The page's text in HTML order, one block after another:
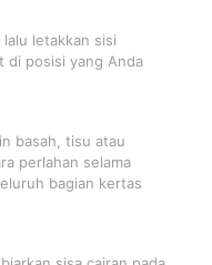
letakkan sisi
di posisi yang Anda
basah, tisu atau
perlahan selama
bagian kertas